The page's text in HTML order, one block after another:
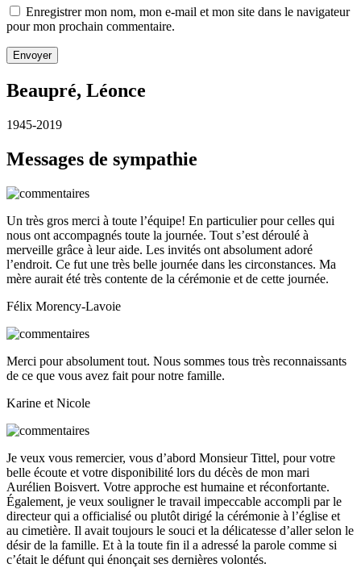
Enregistrer mon nom, mon e-mail et mon site dans le navigateur
pour mon prochain commentaire.
Beaupré, Léonce
1945-2019
Messages de sympathie
Un très gros merci à toute l’équipe! En particulier pour celles qui
nous ont accompagnés toute la journée. Tout s’est déroulé à
merveille grâce à leur aide. Les invités ont absolument adoré
l’endroit. Ce fut une très belle journée dans les circonstances. Ma
mère aurait été très contente de la cérémonie et de cette journée.
Félix Morency-Lavoie
Merci pour absolument tout. Nous sommes tous très reconnaissants
de ce que vous avez fait pour notre famille.
Karine et Nicole
Je veux vous remercier, vous d’abord Monsieur Tittel, pour votre
belle écoute et votre disponibilité lors du décès de mon mari
Aurélien Boisvert. Votre approche est humaine et réconfortante.
Également, je veux souligner le travail impeccable accompli par le
directeur qui a officialisé ou plutôt dirigé la cérémonie à l’église et
au cimetière. Il avait toujours le souci et la délicatesse d’aller selon le
désir de la famille. Et à la toute fin il a adressé la parole comme si
c’était le défunt qui énonçait ses dernières volontés.